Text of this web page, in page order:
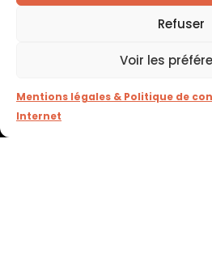
Refuser
Voir les
Mentions légales & Politique de
Internet
Haute Foire